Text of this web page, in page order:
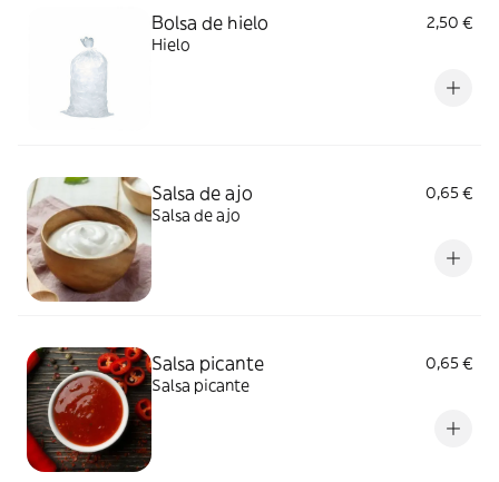
Bolsa de hielo
2,50 €
Hielo
Salsa de ajo
0,65 €
Salsa de ajo
Salsa picante
0,65 €
Salsa picante